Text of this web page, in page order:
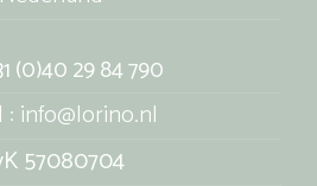
(0)40 29 84 790
: info@lorino.nl
57080704